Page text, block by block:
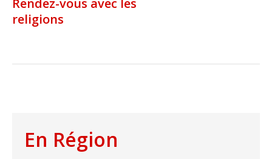
religions
En Région